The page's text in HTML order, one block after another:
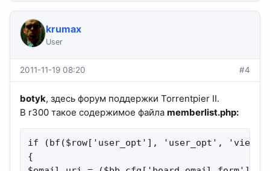
krumax
User
2011-11-19 08:20 #4
botyk, здесь форум поддержки Torrentpier II.
В r300 такое содержимое файла memberlist.php:
if (bf($row['user_opt'], 'user_opt',
{